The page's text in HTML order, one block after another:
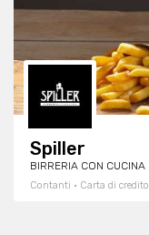
Spiller
BIRRERIA CON CUCINA
Contanti · Carta di credito